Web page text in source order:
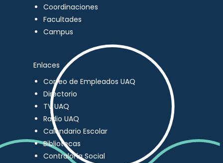
Coordinaciones
Facultades
Campus
Enlaces
Correo de Empleados UAQ
Directorio
TV UAQ
Radio UAQ
Calendario Escolar
Bibliotecas
Contraloría Social